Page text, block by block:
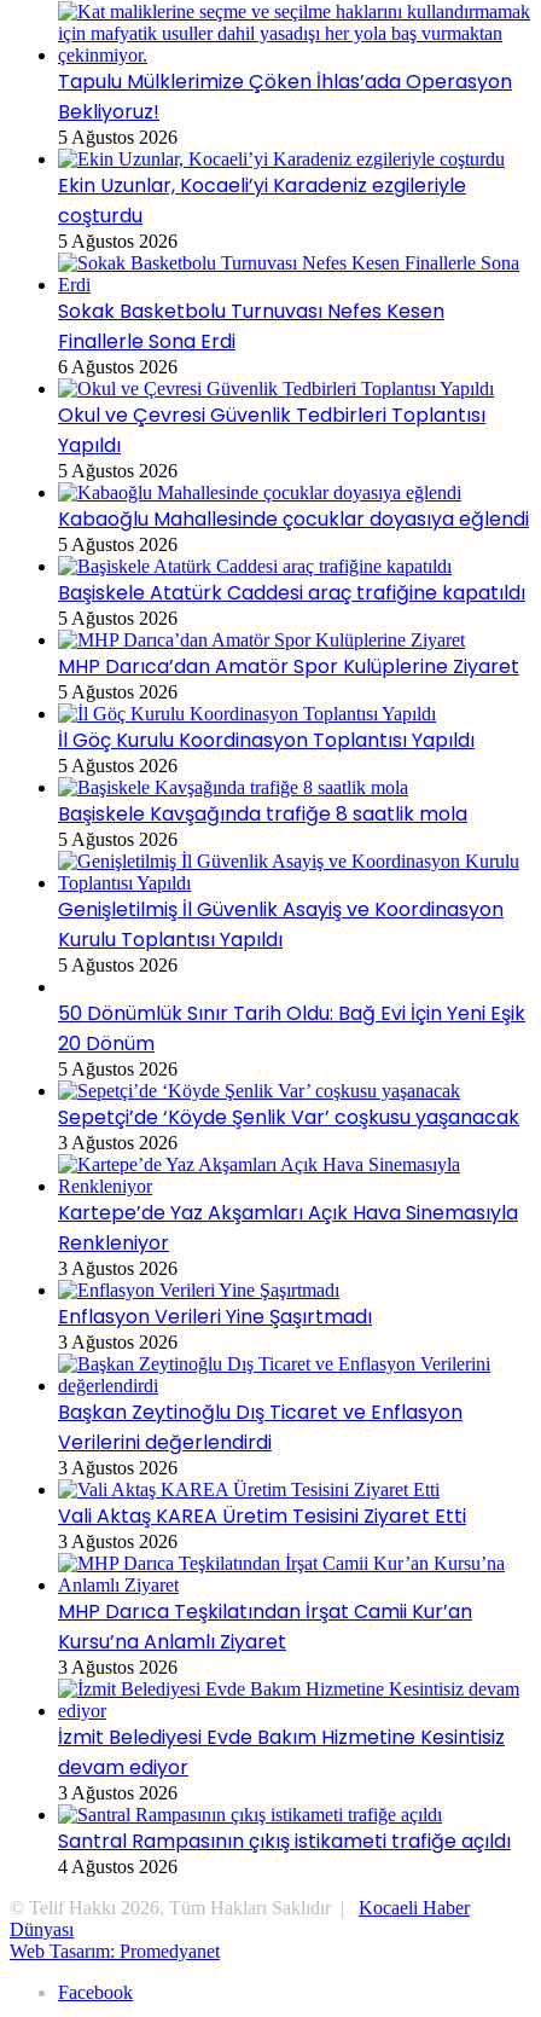
Tapulu Mülklerimize Çöken İhlas’ada Operasyon
Bekliyoruz!
5 Ağustos 2026
Ekin Uzunlar, Kocaeli’yi Karadeniz ezgileriyle
coşturdu
5 Ağustos 2026
Sokak Basketbolu Turnuvası Nefes Kesen
Finallerle Sona Erdi
6 Ağustos 2026
Okul ve Çevresi Güvenlik Tedbirleri Toplantısı
Yapıldı
5 Ağustos 2026
Kabaoğlu Mahallesinde çocuklar doyasıya eğlendi
5 Ağustos 2026
Başiskele Atatürk Caddesi araç trafiğine kapatıldı
5 Ağustos 2026
MHP Darıca’dan Amatör Spor Kulüplerine Ziyaret
5 Ağustos 2026
İl Göç Kurulu Koordinasyon Toplantısı Yapıldı
5 Ağustos 2026
Başiskele Kavşağında trafiğe 8 saatlik mola
5 Ağustos 2026
Genişletilmiş İl Güvenlik Asayiş ve Koordinasyon
Kurulu Toplantısı Yapıldı
5 Ağustos 2026
50 Dönümlük Sınır Tarih Oldu: Bağ Evi İçin Yeni Eşik
20 Dönüm
5 Ağustos 2026
Sepetçi’de ‘Köyde Şenlik Var’ coşkusu yaşanacak
3 Ağustos 2026
Kartepe’de Yaz Akşamları Açık Hava Sinemasıyla
Renkleniyor
3 Ağustos 2026
Enflasyon Verileri Yine Şaşırtmadı
3 Ağustos 2026
Başkan Zeytinoğlu Dış Ticaret ve Enflasyon
Verilerini değerlendirdi
3 Ağustos 2026
Vali Aktaş KAREA Üretim Tesisini Ziyaret Etti
3 Ağustos 2026
MHP Darıca Teşkilatından İrşat Camii Kur’an
Kursu’na Anlamlı Ziyaret
3 Ağustos 2026
İzmit Belediyesi Evde Bakım Hizmetine Kesintisiz
devam ediyor
3 Ağustos 2026
Santral Rampasının çıkış istikameti trafiğe açıldı
4 Ağustos 2026
© Telif Hakkı 2026, Tüm Hakları Saklıdır | Kocaeli Haber
Dünyası
Web Tasarım: Promedyanet
Facebook